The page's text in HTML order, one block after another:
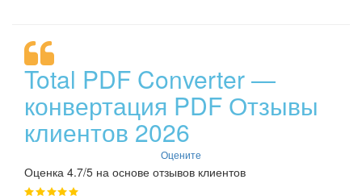
Total PDF Converter —
конвертация PDF Отзывы
клиентов 2026
Оцените
Оценка 4.7/5 на основе отзывов клиентов